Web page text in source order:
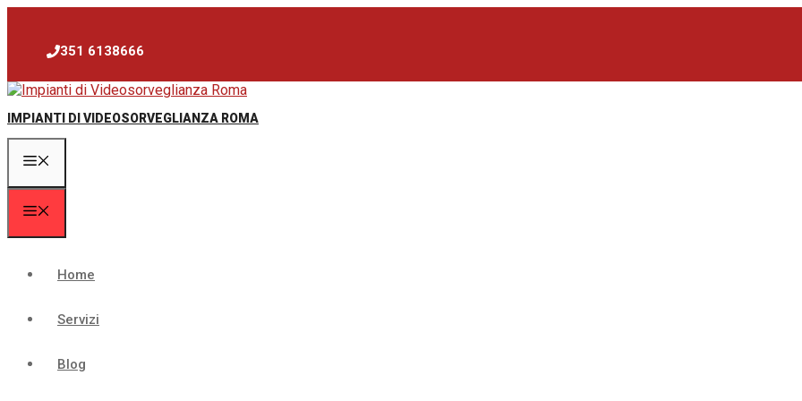
contenuto351 6138666
IMPIANTI DI VIDEOSORVEGLIANZA ROMA
Home
Servizi
Blog